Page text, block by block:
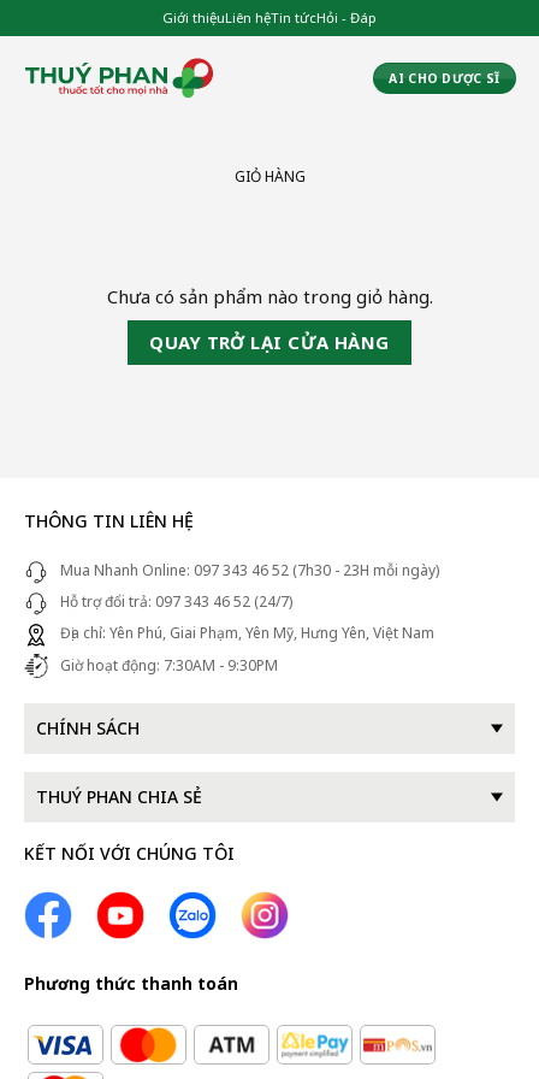
đến
nội
Giới thiệuLiên hệTin tứcHỏi - Đáp
AI CHO DƯỢC SĨ
GIỎ HÀNG
Chưa có sản phẩm nào trong giỏ hàng.
QUAY TRỞ LẠI CỬA HÀNG
THÔNG TIN LIÊN HỆ
Mua Nhanh Online: 097 343 46 52 (7h30 - 23H mỗi ngày)
Hỗ trợ đổi trả: 097 343 46 52 (24/7)
Địa chỉ: Yên Phú, Giai Phạm, Yên Mỹ, Hưng Yên, Việt Nam
Giờ hoạt động: 7:30AM - 9:30PM
CHÍNH SÁCH
THUÝ PHAN CHIA SẺ
KẾT NỐI VỚI CHÚNG TÔI
Phương thức thanh toán